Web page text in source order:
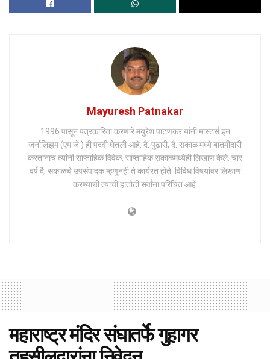
Mayuresh Patnakar
1996 पासून पत्रकारिता करणारे मयुरेश पाटणकर यांनी मास्टर्स इन
जर्नालिझम (एम.जे.) ही पदवी घेतली आहे. दै. पुढारी, दै. सकाळ मध्ये बातमीदारी
करतानाच त्यांनी साप्ताहिक विवेक, साप्ताहिक सकाळमध्येही लिखाण केले. चार
वर्ष दै. सकाळचे उपसंपादक म्हणूनही ते कार्यरत होते. विविध विषयांवर लिखाण
करण्याची त्यांची हातोटी सर्वांना परिचित आहे.
महाराष्ट्र मंदिर संघातर्फे गुहागर